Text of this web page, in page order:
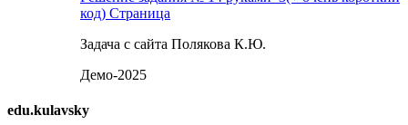
код) Страница
Задача с сайта Полякова К.Ю.
Демо-2025
edu.kulavsky